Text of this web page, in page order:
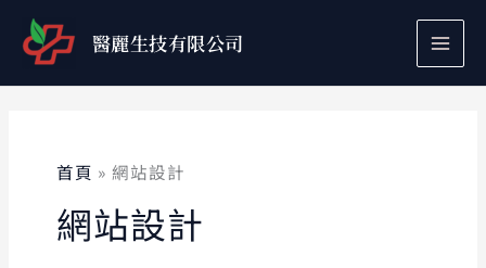
要
醫麗生技有限公司
首頁 網站設計
網站設計